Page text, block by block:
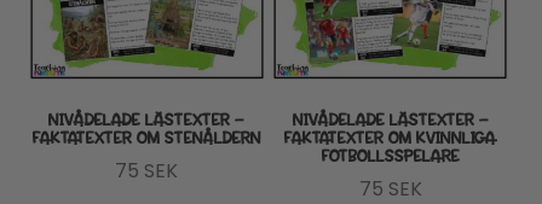
NIVÅDELADE LÄSTEXTER –
FAKTATEXTER OM STENÅLDERN
75 SEK
NIVÅDELADE LÄSTEXTER –
FAKTATEXTER OM KVINNLIGA
FOTBOLLSSPELARE
75 SEK